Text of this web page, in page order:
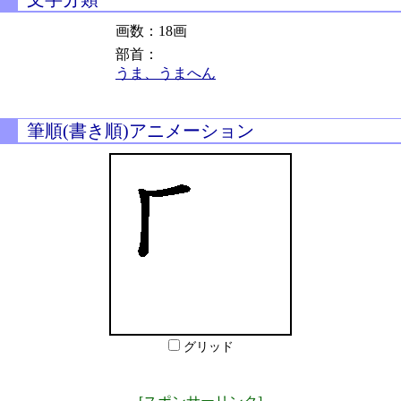
画数：18画
部首：
うま、うまへん
筆順(書き順)アニメーション
グリッド